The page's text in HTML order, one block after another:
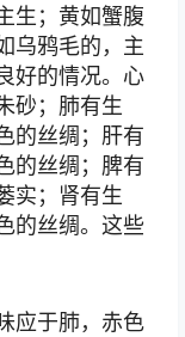
生；黄如蟹腹
乌鸦毛的，主
好的情况。心
砂；肺有生
的丝绸；肝有
的丝绸；脾有
实；肾有生
的丝绸。这些
应于肺，赤色